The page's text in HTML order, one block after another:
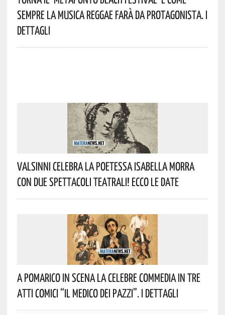
Sempre La Musica Reggae Farà Da Protagonista. I
Dettagli
Valsinni Celebra La Poetessa Isabella Morra
Con Due Spettacoli Teatrali! Ecco Le Date
A Pomarico In Scena La Celebre Commedia In Tre
Atti Comici “Il Medico Dei Pazzi”. I Dettagli